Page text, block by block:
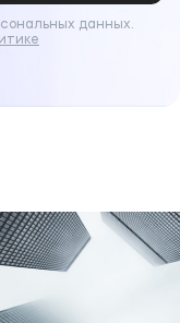
о
на наши
данных.